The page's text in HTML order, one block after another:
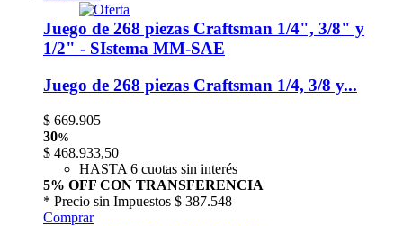
Juego de 268 piezas Craftsman 1/4", 3/8" y
1/2" - SIstema MM-SAE
Juego de 268 piezas Craftsman 1/4, 3/8 y...
$ 669.905
30%
$ 468.933,50
HASTA 6 cuotas sin interés
5% OFF CON TRANSFERENCIA
* Precio sin Impuestos $ 387.548
Comprar